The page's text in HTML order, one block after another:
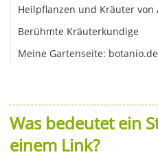
Heilpflanzen und Kräuter von
Berühmte Kräuterkundige
Meine Gartenseite: botanio.de
Was bedeutet ein
einem Link?